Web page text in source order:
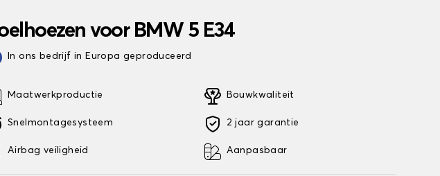
voor BMW 5 E34
In ons bedrijf in Europa geproduceerd
Maatwerkproductie
Snelmontagesysteem
Airbag veiligheid
Bouwkwaliteit
2 jaar garantie
Aanpasbaar